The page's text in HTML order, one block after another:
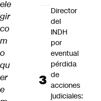
ele
gir
co
m
o
qu
er
e
Director
del
INDH
por
eventual
pérdida
de
acciones
judiciales: